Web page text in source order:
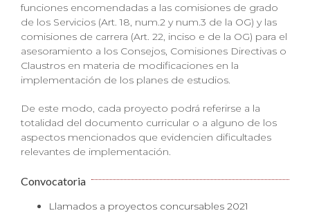
funciones encomendadas a las comisiones de grado
de los Servicios (Art. 18, num.2 y num.3 de la OG) y las
comisiones de carrera (Art. 22, inciso e de la OG) para el
asesoramiento a los Consejos, Comisiones Directivas o
Claustros en materia de modificaciones en la
implementación de los planes de estudios.
De este modo, cada proyecto podrá referirse a la
totalidad del documento curricular o a alguno de los
aspectos mencionados que evidencien dificultades
relevantes de implementación.
Convocatoria
Llamados a proyectos concursables 2021